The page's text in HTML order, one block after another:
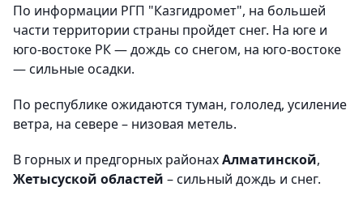
По информации РГП "Казгидромет", на большей
части территории страны пройдет снег. На юге и
юго-востоке РК — дождь со снегом, на юго-востоке
— сильные осадки.
По республике ожидаются туман, гололед, усиление
ветра, на севере – низовая метель.
В горных и предгорных районахАлматинской,
Жетысуской областей – сильный дождь и снег.